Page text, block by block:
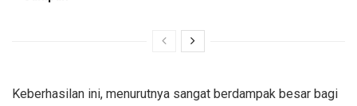
Keberhasilan ini, menurutnya sangat berdampak besar bagi